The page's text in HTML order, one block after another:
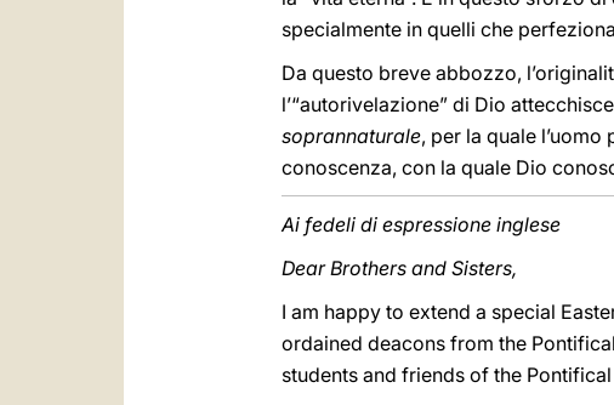
specialmente in quelli che
Da questo breve abbozzo,
l’“autorivelazione” di Dio
soprannaturale, per la quale
conoscenza, con la quale Dio
Ai fedeli di espressione inglese
Dear Brothers and Sisters,
I am happy to extend a special
ordained deacons from the
students and friends of the